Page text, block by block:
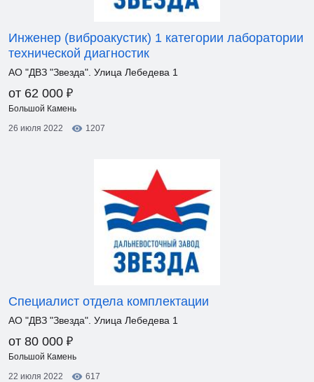
Инженер (виброакустик) 1 категории лаборатории
технической диагностик
АО "ДВЗ "Звезда". Улица Лебедева 1
от 62 000 ₽
Большой Камень
26 июля 2022
1207
Специалист отдела комплектации
АО "ДВЗ "Звезда". Улица Лебедева 1
от 80 000 ₽
Большой Камень
22 июля 2022
617